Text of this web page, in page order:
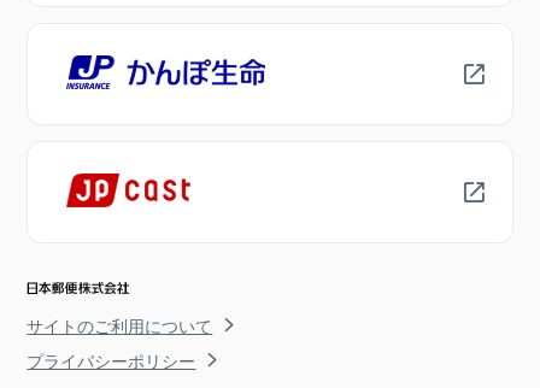
サイトのご利用について
プライバシーポリシー